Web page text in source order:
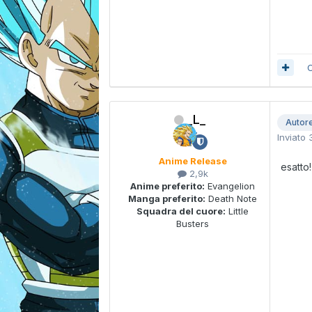
_L_
Anime Release
2,9k
Anime preferito: Evangelion
Manga preferito: Death Note
Squadra del cuore: Little
Busters
Inviato